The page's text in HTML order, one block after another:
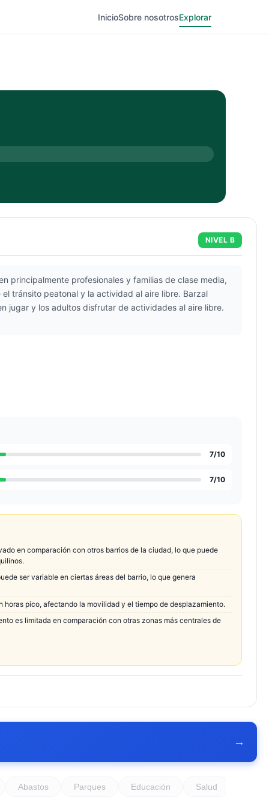
InicioSobre nosotrosExplorar
NIVEL B
principalmente profesionales y familias de clase media,
tránsito peatonal y la actividad al aire libre. Barzal
jugar y los adultos disfrutar de actividades al aire libre.
7/10
7/10
en comparación con otros barrios de la ciudad, lo que puede
ser variable en ciertas áreas del barrio, lo que genera
horas pico, afectando la movilidad y el tiempo de desplazamiento.
es limitada en comparación con otras zonas más centrales de
→
Abastos Parques Educación Salud